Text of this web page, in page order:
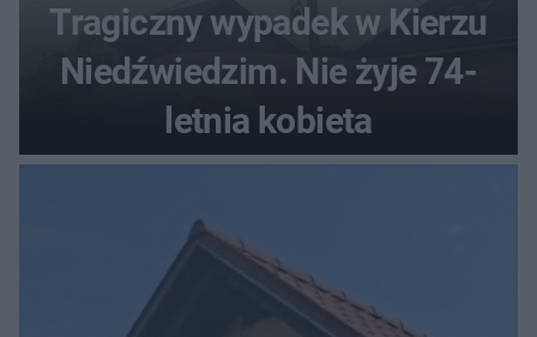
Tragiczny wypadek w Kierzu
Niedźwiedzim. Nie żyje 74-
letnia kobieta